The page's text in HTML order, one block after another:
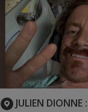
JULIEN DIONNE